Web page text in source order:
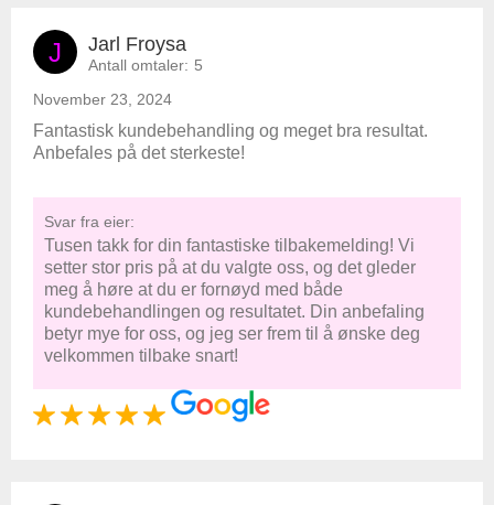
J Jarl Froysa
Antall omtaler: 5
November 23, 2024
Fantastisk kundebehandling og meget bra resultat.
Anbefales på det sterkeste!
Svar fra eier:
Tusen takk for din fantastiske tilbakemelding! Vi
setter stor pris på at du valgte oss, og det gleder
meg å høre at du er fornøyd med både
kundebehandlingen og resultatet. Din anbefaling
betyr mye for oss, og jeg ser frem til å ønske deg
velkommen tilbake snart!